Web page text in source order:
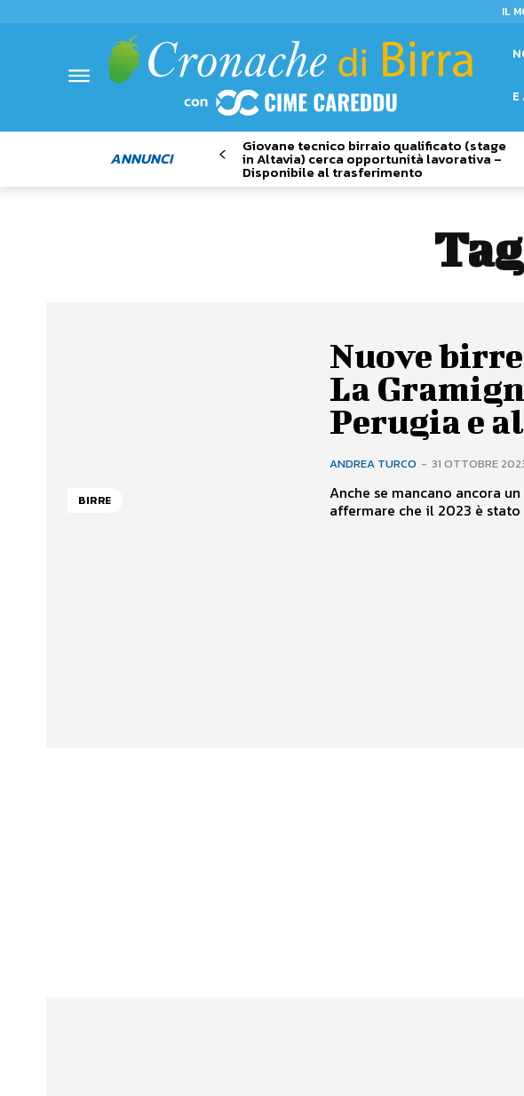
IL
E
ANNUNCI
Giovane tecnico birraio qualificato (stage
in Altavia) cerca opportunità lavorativa –
Disponibile al trasferimento
BIRRE
Nuove birre
La
Perugia e
ANDREA TURCO - 31 OTTOBRE
Anche se mancano ancora
affermare che il 2023 è stato